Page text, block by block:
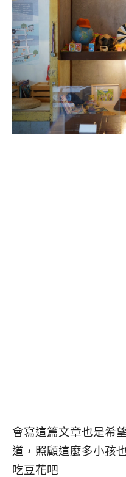
會寫這篇文章也是希
道，照顧這麼多小孩
吃豆花吧